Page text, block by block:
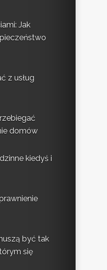
Jak
z usług
domów
kiedyś i
być tak
się